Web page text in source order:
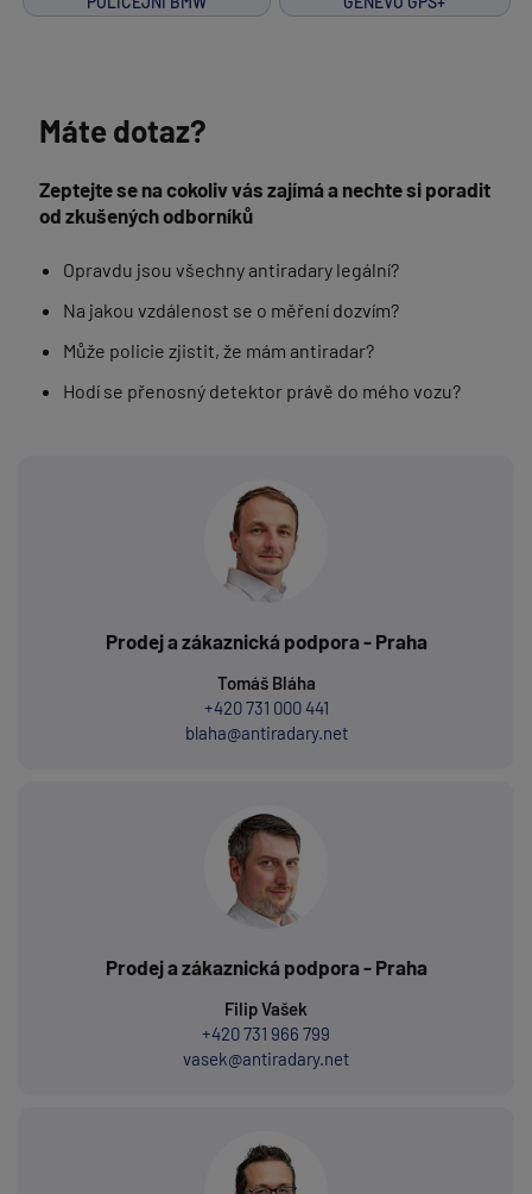
Máte dotaz?
Zeptejte se na cokoliv vás zajímá a nechte si poradit
od zkušených odborníků
Opravdu jsou všechny antiradary legální?
Na jakou vzdálenost se o měření dozvím?
Může policie zjistit, že mám antiradar?
Hodí se přenosný detektor právě do mého vozu?
Prodej a zákaznická podpora - Praha
Tomáš Bláha
+420 731 000 441
blaha@antiradary.net
Prodej a zákaznická podpora - Praha
Filip Vašek
+420 731 966 799
vasek@antiradary.net